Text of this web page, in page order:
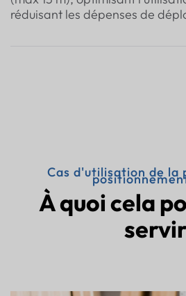
réduisant les dépenses de
Cas d'utilisation de la
À quoi cela